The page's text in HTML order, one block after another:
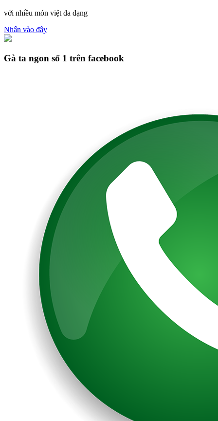
với nhiều món việt đa dạng
Nhấn vào đây
Gà ta ngon số 1 trên facebook